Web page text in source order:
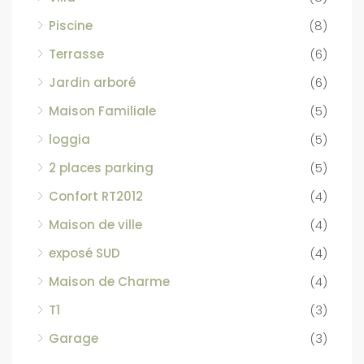
Piscine
(8)
Terrasse
(6)
Jardin arboré
(6)
Maison Familiale
(5)
loggia
(5)
2 places parking
(5)
Confort RT2012
(4)
Maison de ville
(4)
exposé SUD
(4)
Maison de Charme
(4)
T1
(3)
Garage
(3)